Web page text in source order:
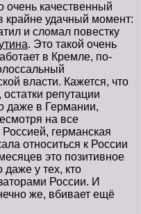
очень качественный
крайне удачный момент:
и сломал повестку
. Это такой очень
в Кремле, по-
власти. Кажется, что
репутации
даже в Германии,
на все
германская
относиться к России
это позитивное
даже у тех, кто
России. И
же, вбивает ещё